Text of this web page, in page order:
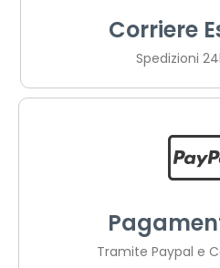
Corriere
Spedizioni
Tramite Paypal e